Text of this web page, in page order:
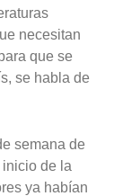
necesitan
que se
se habla de
semana de
de la
ya habían